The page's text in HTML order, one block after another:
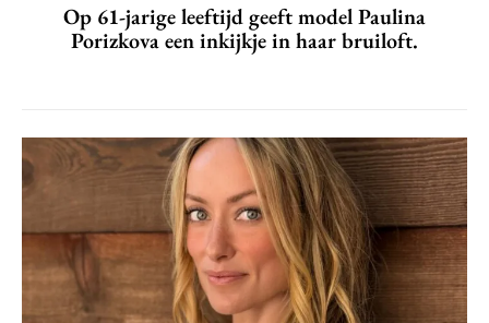
Op 61-jarige leeftijd geeft model Paulina
Porizkova een inkijkje in haar bruiloft.